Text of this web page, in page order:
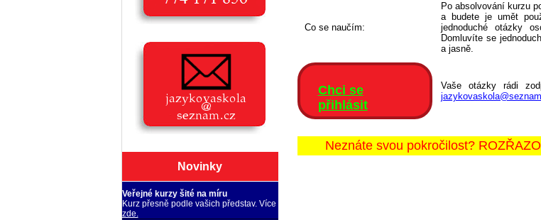
Novinky
Veřejné kurzy šité na míru
Kurz přesně podle vašich představ. Více
zde.
Co se naučím:
Po absolvování kurzu
a budete je umět
jednoduché otázky
Domluvíte se
a jasně.
Chci se
přihlásit
Vaše otázky rádi
Neznáte svou pokročilost?